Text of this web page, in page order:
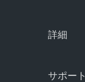
詳細
サポート